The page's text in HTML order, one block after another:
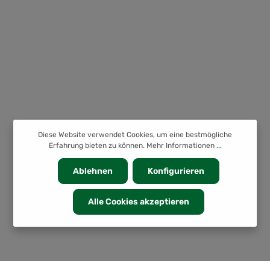
Diese Website verwendet Cookies, um eine bestmögliche
Erfahrung bieten zu können. Mehr Informationen ...
Ablehnen Konfigurieren
Alle Cookies akzeptieren